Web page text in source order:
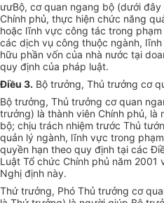
ưưBộ, cơ quan ngang bộ (dưới
Chính phủ, thực hiện chức năng
hoặc lĩnh vực công tác trong
các dịch vụ công thuộc ngành,
hữu phần vốn của nhà nước tại
quy định của pháp luật.
Điều 3. Bộ trưởng, Thủ trưởng cơ
Bộ trưởng, Thủ trưởng cơ quan
trưởng) là thành viên Chính phủ,
bộ; chịu trách nhiệm trước Thủ
quản lý ngành, lĩnh vực trong
quyền hạn theo quy định tại các
Luật Tổ chức Chính phủ năm
Nghị định này.
Thứ trưởng, Phó Thủ trưởng cơ